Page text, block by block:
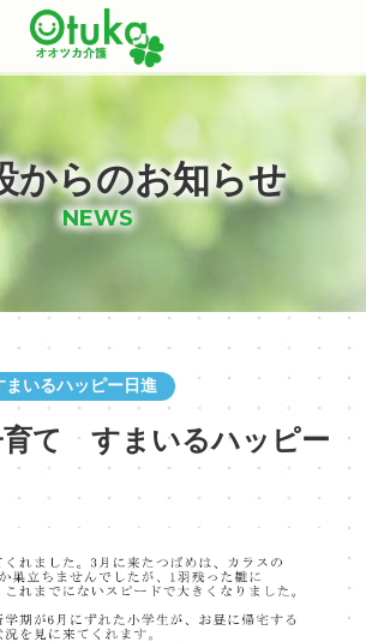
からのお知らせ
NEWS
まいるハッピー日進
育て すまいるハッピー